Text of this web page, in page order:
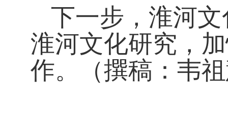
下一步，淮河
淮河文化研究，
作。（撰稿：韦